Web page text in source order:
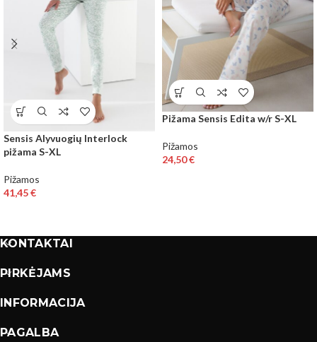
Sensis Alyvuogių Interlock
pižama S-XL
Pižamos
41,45€
Pižama Sensis Edita w/r S-XL
Pižamos
24,50€
KONTAKTAI
PIRKĖJAMS
INFORMACIJA
PAGALBA